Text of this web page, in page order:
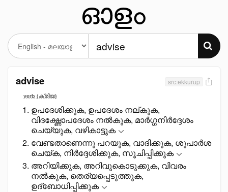
advise src:ekkurup
verb (ക്രിയ)
ഉപദേശിക്കുക, ഉപദേശം നല്കുക,
വിദഗ്ദ്ധോപദേശം നൽകുക, മാർഗ്ഗനിർദ്ദേശം
ചെയ്യുക, വഴികാട്ടുക
വേണ്ടതാണെന്നു പറയുക, വാദിക്കുക, ശുപാർശ
ചെയ്ക, നിർദ്ദേശിക്കുക, സൂചിപ്പിക്കുക
അറിയിക്കുക, അറിവുകൊടുക്കുക, വിവരം
നൽകുക, തെര്യപ്പെടുത്തുക,
ഉദ്ബോധിപ്പിക്കുക